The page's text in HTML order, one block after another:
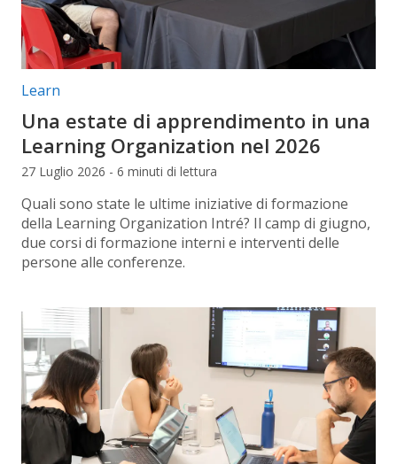
Categorie articolo:
Learn
Una estate di apprendimento in una
Learning Organization nel 2026
27 Luglio 2026 - 6 minuti di lettura
Quali sono state le ultime iniziative di formazione
della Learning Organization Intré? Il camp di giugno,
due corsi di formazione interni e interventi delle
persone alle conferenze.